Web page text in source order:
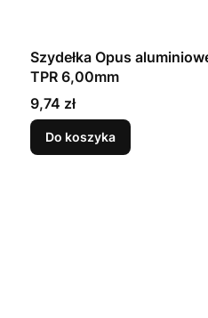
Szydełka Opus
TPR 6,00mm
Cena
9,74 zł
Do koszyka